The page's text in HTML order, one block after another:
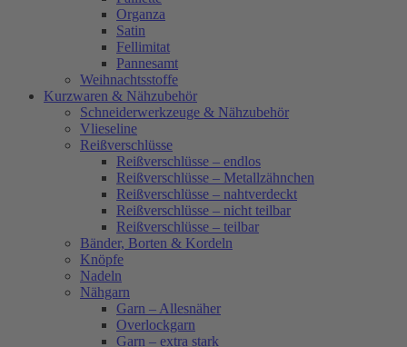
Organza
Satin
Fellimitat
Pannesamt
Weihnachtsstoffe
Kurzwaren & Nähzubehör
Schneiderwerkzeuge & Nähzubehör
Vlieseline
Reißverschlüsse
Reißverschlüsse – endlos
Reißverschlüsse – Metallzähnchen
Reißverschlüsse – nahtverdeckt
Reißverschlüsse – nicht teilbar
Reißverschlüsse – teilbar
Bänder, Borten & Kordeln
Knöpfe
Nadeln
Nähgarn
Garn – Allesnäher
Overlockgarn
Garn – extra stark